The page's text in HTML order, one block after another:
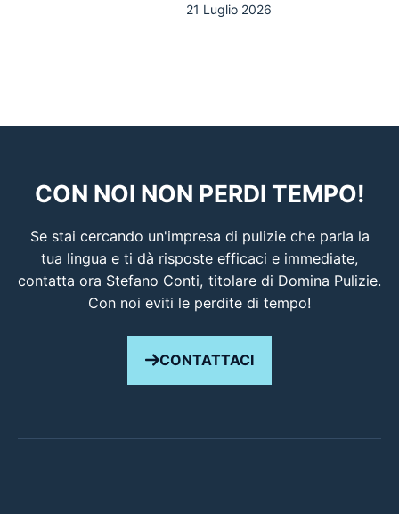
21 Luglio 2026
CON NOI NON PERDI TEMPO!
Se stai cercando un'impresa di pulizie che parla la
tua lingua e ti dà risposte efficaci e immediate,
contatta ora Stefano Conti, titolare di Domina Pulizie.
Con noi eviti le perdite di tempo!
CONTATTACI